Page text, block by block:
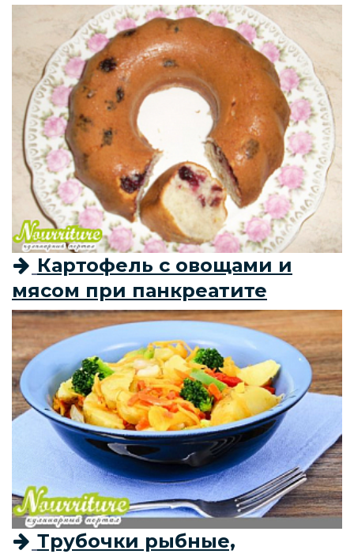
Картофель с овощами и
мясом при панкреатите
Трубочки рыбные,